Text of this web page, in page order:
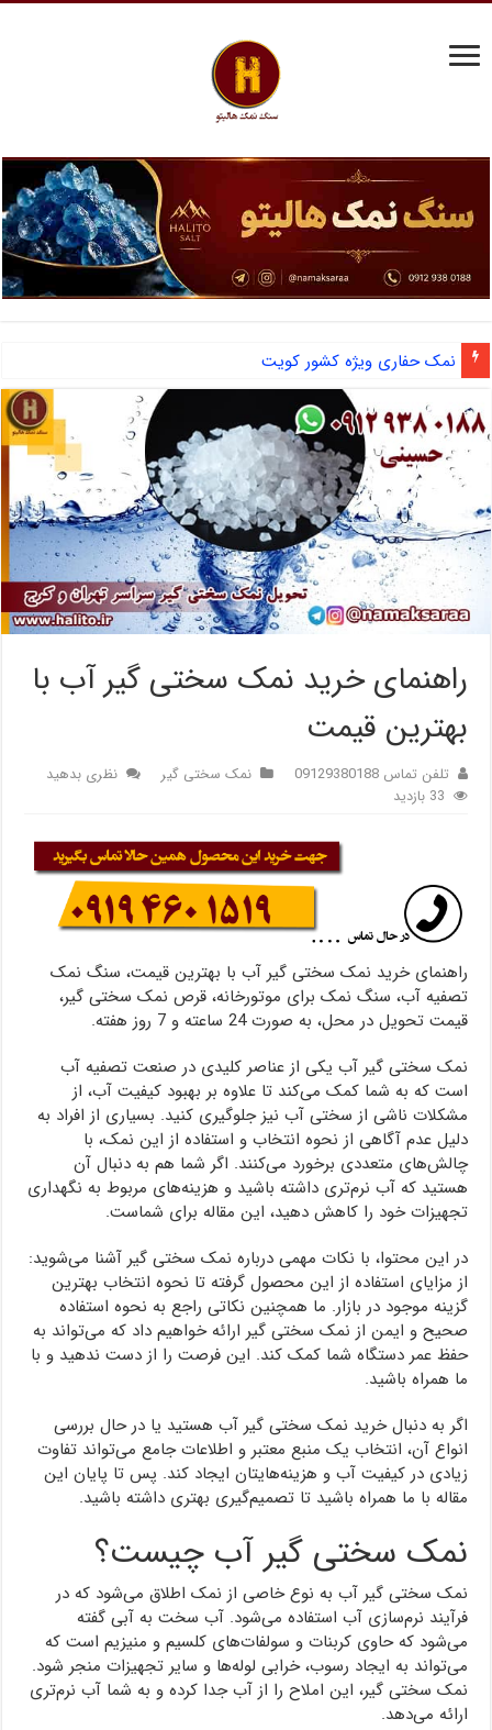
نمک حفاری ویژه کشور کویت
راهنمای خرید نمک سختی گیر آب با
بهترین قیمت
تلفن تماس 09129380188 نمک سختی گیر
نظری بدهید
33 بازدید
راهنمای خرید نمک سختی گیر آب با بهترین قیمت، سنگ نمک
تصفیه آب، سنگ نمک برای موتورخانه، قرص نمک سختی گیر،
قیمت تحویل در محل، به صورت 24 ساعته و 7 روز هفته.
نمک سختی گیر آب یکی از عناصر کلیدی در صنعت تصفیه آب
است که به شما کمک می‌کند تا علاوه بر بهبود کیفیت آب، از
مشکلات ناشی از سختی آب نیز جلوگیری کنید. بسیاری از افراد به
دلیل عدم آگاهی از نحوه انتخاب و استفاده از این نمک، با
چالش‌های متعددی برخورد می‌کنند. اگر شما هم به دنبال آن
هستید که آب نرم‌تری داشته باشید و هزینه‌های مربوط به نگهداری
تجهیزات خود را کاهش دهید، این مقاله برای شماست.
در این محتوا، با نکات مهمی درباره نمک سختی گیر آشنا می‌شوید:
از مزایای استفاده از این محصول گرفته تا نحوه انتخاب بهترین
گزینه موجود در بازار. ما همچنین نکاتی راجع به نحوه استفاده
صحیح و ایمن از نمک سختی گیر ارائه خواهیم داد که می‌تواند به
حفظ عمر دستگاه شما کمک کند. این فرصت را از دست ندهید و با
ما همراه باشید.
اگر به دنبال خرید نمک سختی گیر آب هستید یا در حال بررسی
انواع آن، انتخاب یک منبع معتبر و اطلاعات جامع می‌تواند تفاوت
زیادی در کیفیت آب و هزینه‌هایتان ایجاد کند. پس تا پایان این
مقاله با ما همراه باشید تا تصمیم‌گیری بهتری داشته باشید.
نمک سختی گیر آب چیست؟
نمک سختی گیر آب به نوع خاصی از نمک اطلاق می‌شود که در
فرآیند نرم‌سازی آب استفاده می‌شود. آب سخت به آبی گفته
می‌شود که حاوی کربنات و سولفات‌های کلسیم و منیزیم است که
می‌تواند به ایجاد رسوب، خرابی لوله‌ها و سایر تجهیزات منجر شود.
نمک سختی گیر، این املاح را از آب جدا کرده و به شما آب نرم‌تری
ارائه می‌دهد.